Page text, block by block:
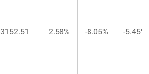
3152.51 2.58% -8.05% -5.45%